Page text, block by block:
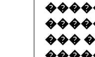
���